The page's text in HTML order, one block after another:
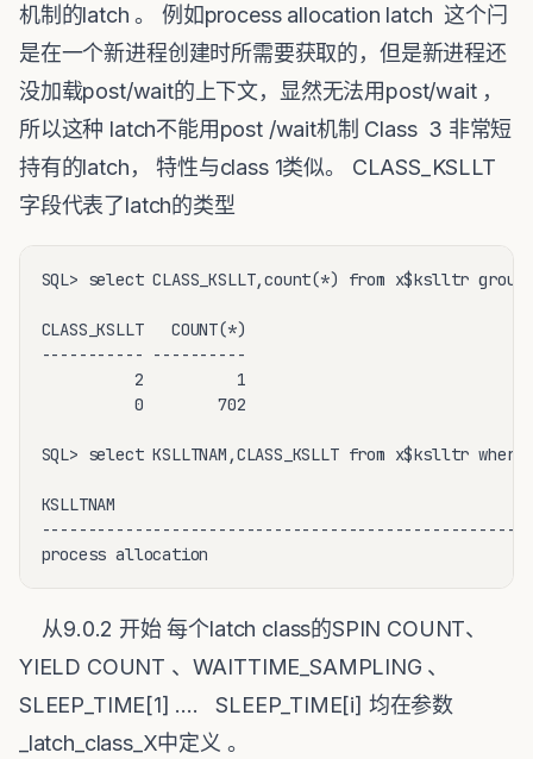
机制的latch 。 例如process allocation latch 这个闩
是在一个新进程创建时所需要获取的，但是新进程还
没加载post/wait的上下文，显然无法用post/wait ，
所以这种 latch不能用post /wait机制 Class 3 非常短
持有的latch， 特性与class 1类似。 CLASS_KSLLT
字段代表了latch的类型
SQL> select CLASS_KSLLT,count(*) from x$kslltr group
CLASS_KSLLT   COUNT(*)
----------- ----------
          2          1
          0        702
SQL> select KSLLTNAM,CLASS_KSLLT from x$kslltr where
KSLLTNAM
process allocation
从9.0.2 开始 每个latch class的SPIN COUNT、
YIELD COUNT 、WAITTIME_SAMPLING 、
SLEEP_TIME[1] .... SLEEP_TIME[i] 均在参数
_latch_class_X中定义 。